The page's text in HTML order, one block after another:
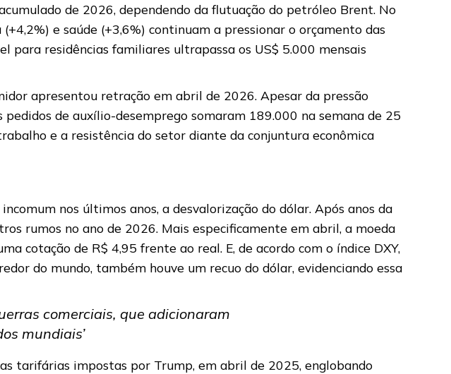
de 2026, dependendo da flutuação do petróleo Brent. No
e saúde (+3,6%) continuam a pressionar o orçamento das
para residências familiares ultrapassa os US$ 5.000 mensais
apresentou retração em abril de 2026. Apesar da pressão
de auxílio-desemprego somaram 189.000 na semana de 25
e a resistência do setor diante da conjuntura econômica
nos últimos anos, a desvalorização do dólar. Após anos da
rumos no ano de 2026. Mais especificamente em abril, a moeda
cotação de R$ 4,95 frente ao real. E, de acordo com o índice DXY,
do mundo, também houve um recuo do dólar, evidenciando essa
comerciais, que adicionaram
mundiais’
tarifárias impostas por Trump, em abril de 2025, englobando